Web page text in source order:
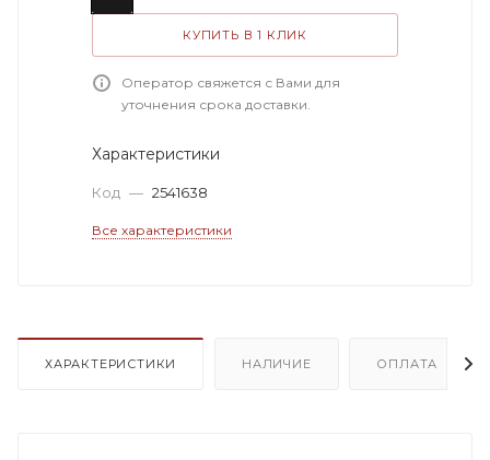
КУПИТЬ В 1 КЛИК
Оператор свяжется с Вами для
уточнения срока доставки.
Характеристики
Код — 2541638
Все характеристики
ХАРАКТЕРИСТИКИ НАЛИЧИЕ ОПЛАТА